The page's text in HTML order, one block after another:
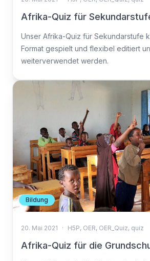
Afrika-Quiz für
Unser Afrika-Quiz für Sekundarstufe
Format gespielt und flexibel editiert
weiterverwendet werden.
Bildung
20. Mai 2021 · H5P, OER, OER_Quiz, quiz
Afrika-Quiz für die